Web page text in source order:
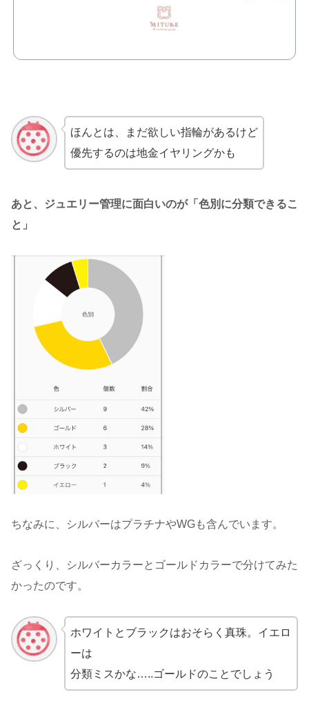
ほんとは、まだ欲しい指輪があるけど
優先するのは地金イヤリングかも
あと、ジュエリー管理に面白いのが「色別に分類できるこ
と」
ちなみに、シルバーはプラチナやWGも含んでいます。
ざっくり、シルバーカラーとゴールドカラーで分けてみた
かったのです。
ホワイトとブラックはおそらく真珠。イエロ
ーは
分類ミスかな…..ゴールドのことでしょう